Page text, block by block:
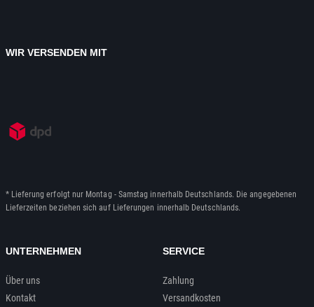
WIR VERSENDEN MIT
* Lieferung erfolgt nur Montag - Samstag innerhalb Deutschlands. Die angegebenen
Lieferzeiten beziehen sich auf Lieferungen innerhalb Deutschlands.
UNTERNEHMEN
Über uns
Kontakt
SERVICE
Zahlung
Versandkosten